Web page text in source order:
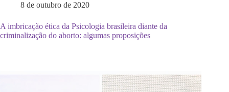
8 de outubro de 2020
A imbricação ética da Psicologia brasileira diante da
criminalização do aborto: algumas proposições